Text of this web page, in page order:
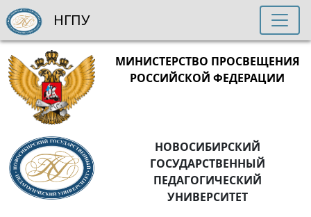
МИНИСТЕРСТВО ПРОСВЕЩЕНИЯ
РОССИЙСКОЙ ФЕДЕРАЦИИ
НОВОСИБИРСКИЙ
ГОСУДАРСТВЕННЫЙ
ПЕДАГОГИЧЕСКИЙ
УНИВЕРСИТЕТ
НГПУ